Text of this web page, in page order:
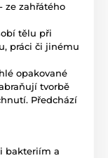
ze zahřátého
tělu při
práci či jinému
opakované
tvorbě
Předchází
bakteriím a